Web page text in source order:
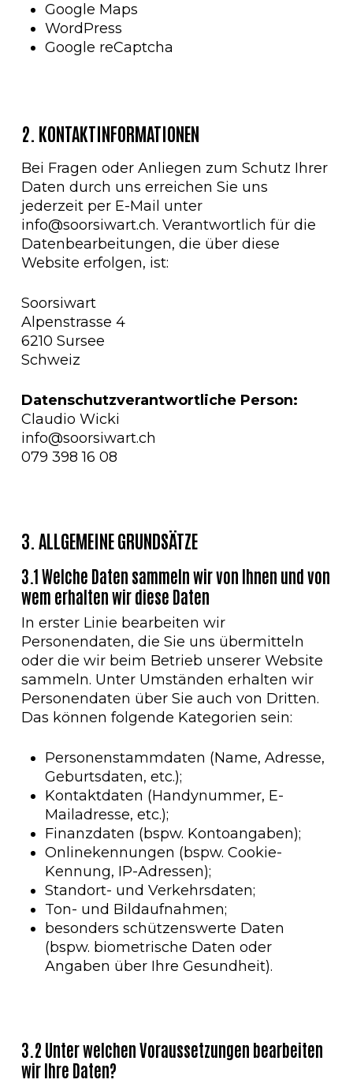
Google Maps
WordPress
Google reCaptcha
2. KONTAKTINFORMATIONEN
Bei Fragen oder Anliegen zum Schutz Ihrer
Daten durch uns erreichen Sie uns
jederzeit per E-Mail unter
info@soorsiwart.ch. Verantwortlich für die
Datenbearbeitungen, die über diese
Website erfolgen, ist:
Soorsiwart
Alpenstrasse 4
6210 Sursee
Schweiz
Datenschutzverantwortliche Person:
Claudio Wicki
info@soorsiwart.ch
079 398 16 08
3. ALLGEMEINE GRUNDSÄTZE
3.1 Welche Daten sammeln wir von Ihnen und von
wem erhalten wir diese Daten
In erster Linie bearbeiten wir
Personendaten, die Sie uns übermitteln
oder die wir beim Betrieb unserer Website
sammeln. Unter Umständen erhalten wir
Personendaten über Sie auch von Dritten.
Das können folgende Kategorien sein:
Personenstammdaten (Name, Adresse,
Geburtsdaten, etc.);
Kontaktdaten (Handynummer, E-
Mailadresse, etc.);
Finanzdaten (bspw. Kontoangaben);
Onlinekennungen (bspw. Cookie-
Kennung, IP-Adressen);
Standort- und Verkehrsdaten;
Ton- und Bildaufnahmen;
besonders schützenswerte Daten
(bspw. biometrische Daten oder
Angaben über Ihre Gesundheit).
3.2 Unter welchen Voraussetzungen bearbeiten
wir Ihre Daten?